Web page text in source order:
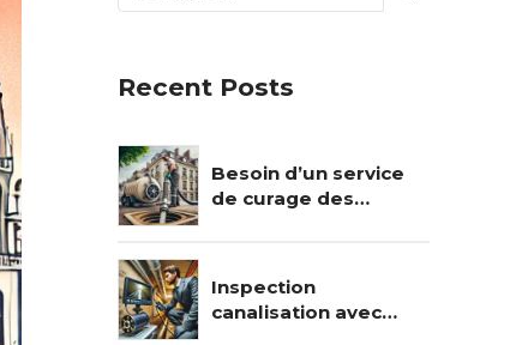
Recent Posts
Besoin d’un service
de curage des
Inspection
canalisation avec